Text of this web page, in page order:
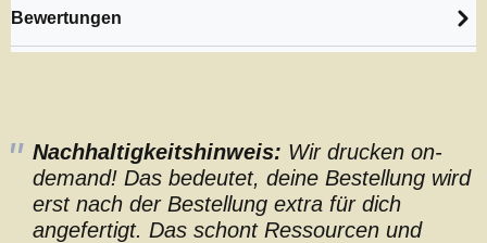
Bewertungen
Nachhaltigkeitshinweis: Wir drucken on-
demand! Das bedeutet, deine Bestellung wird
erst nach der Bestellung extra für dich
angefertigt. Das schont Ressourcen und